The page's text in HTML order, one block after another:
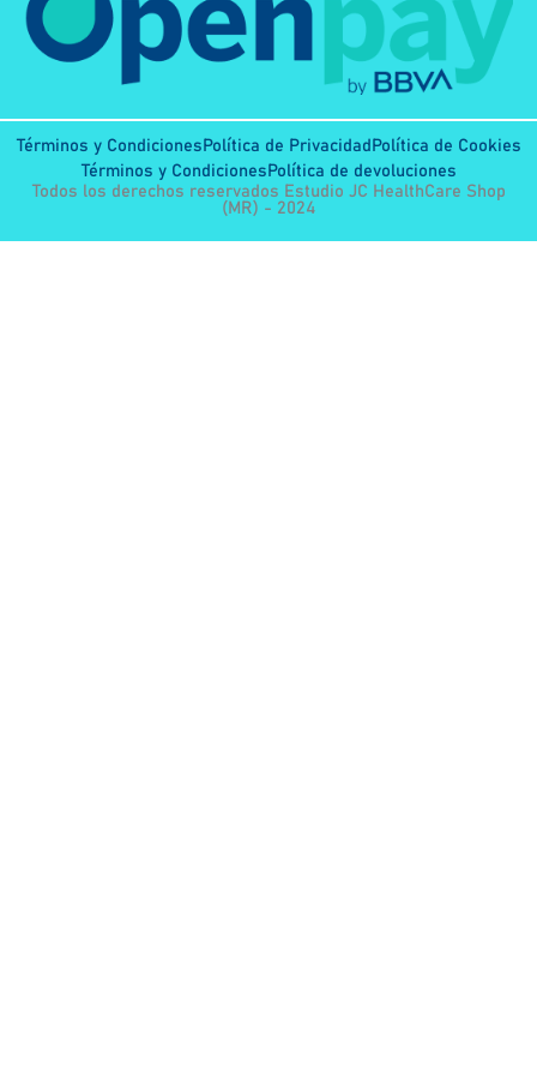
Términos y CondicionesPolítica de PrivacidadPolítica de Cookies
Términos y CondicionesPolítica de devoluciones
Todos los derechos reservados Estudio JC HealthCare Shop
(MR) - 2024